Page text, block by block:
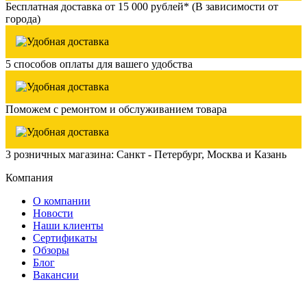
Бесплатная доставка от 15 000 рублей* (В зависимости от
города)
5 способов оплаты для вашего удобства
Поможем с ремонтом и обслуживанием товара
3 розничных магазина: Санкт - Петербург, Москва и Казань
Компания
О компании
Новости
Наши клиенты
Сертификаты
Обзоры
Блог
Вакансии